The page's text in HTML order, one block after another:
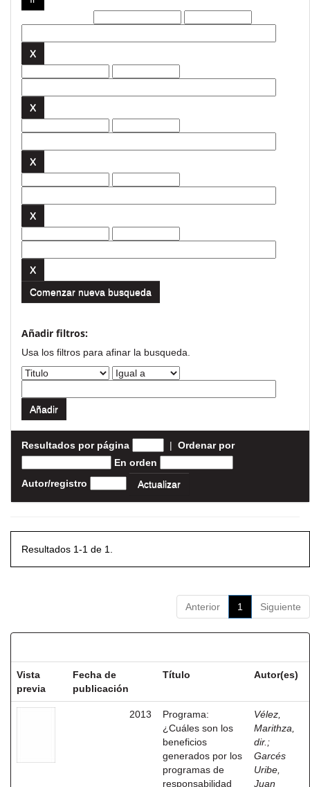
Comenzar nueva busqueda
Añadir filtros:
Usa los filtros para afinar la busqueda.
Resultados por página | Ordenar por
En orden
Autor/registro
Resultados 1-1 de 1.
Anterior 1 Siguiente
Vista
previa
Fecha de
publicación
Título Autor(es)
2013
Programa:
¿Cuáles son los
beneficios
generados por los
programas de
responsabilidad
Vélez,
Marithza,
dir. ;
Garcés
Uribe,
Juan